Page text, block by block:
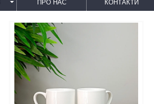
ПРО НАС КОНТАКТИ